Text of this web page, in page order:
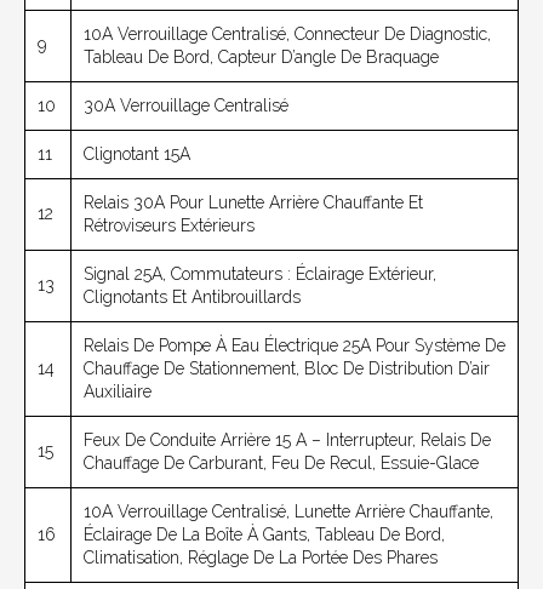
9
10A Verrouillage Centralisé, Connecteur De Diagnostic,
Tableau De Bord, Capteur D’angle De Braquage
10 30A Verrouillage Centralisé
11 Clignotant 15A
12
Relais 30A Pour Lunette Arrière Chauffante Et
Rétroviseurs Extérieurs
13
Signal 25A, Commutateurs : Éclairage Extérieur,
Clignotants Et Antibrouillards
14
Relais De Pompe À Eau Électrique 25A Pour Système De
Chauffage De Stationnement, Bloc De Distribution D’air
Auxiliaire
15
Feux De Conduite Arrière 15 A – Interrupteur, Relais De
Chauffage De Carburant, Feu De Recul, Essuie-Glace
16
10A Verrouillage Centralisé, Lunette Arrière Chauffante,
Éclairage De La Boîte À Gants, Tableau De Bord,
Climatisation, Réglage De La Portée Des Phares